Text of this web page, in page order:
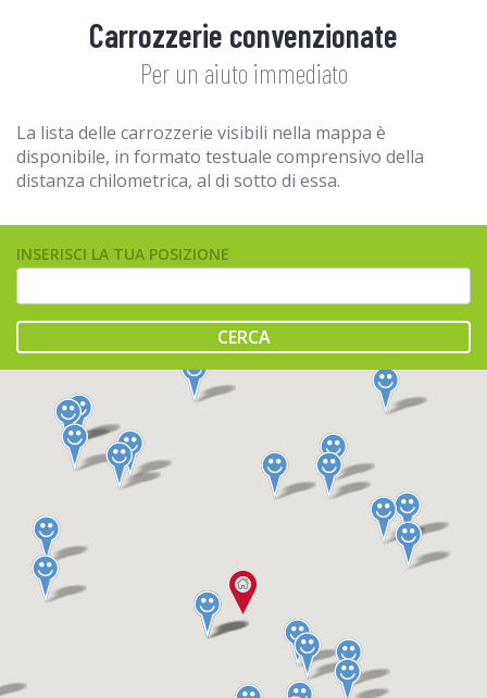
Carrozzerie convenzionate
Per un aiuto immediato
La lista delle carrozzerie visibili nella mappa è
disponibile, in formato testuale comprensivo della
distanza chilometrica, al di sotto di essa.
INSERISCI LA TUA POSIZIONE
CERCA